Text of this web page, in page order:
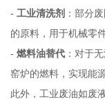
- 工业清洗剂 ：部分
的原料，用于机械零
- 燃料油替代：对于
窑炉的燃料，实现能
此外，工业废油如废